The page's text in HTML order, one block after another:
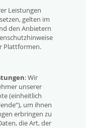
Leistungen
gelten im
den Anbietern
Plattformen.
: Wir
unserer
(einheitlich
um ihnen
erbringen zu
die Art, der